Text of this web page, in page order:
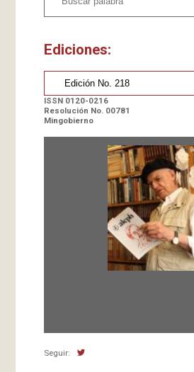
Ediciones:
ISSN 0120-0216
Resolución No. 00781
Mingobierno
Seguir: